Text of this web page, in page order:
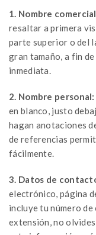
1. Nombre
resaltar a primera
parte superior o del
gran tamaño, a fin
inmediata.
2. Nombre personal:
en blanco, justo
hagan anotaciones
de referencias
fácilmente.
3. Datos de
electrónico, página
incluye tu número
extensión, no